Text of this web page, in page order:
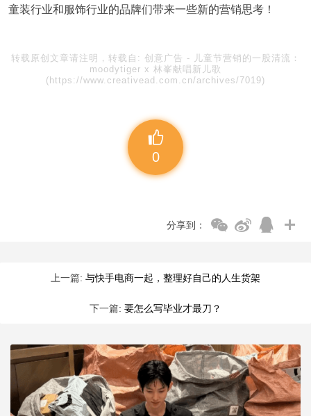
童装行业和服饰行业的品牌们带来一些新的营销思考！
转载原创文章请注明，转载自: 创意广告 -
儿童节营销的一股清流：
moodytiger x 林峯献唱新儿歌
(https://www.creativead.com.cn/archives/7019)
0
分享到：
上一篇: 与快手电商一起，整理好自己的人生货架
下一篇: 要怎么写毕业才最刀？